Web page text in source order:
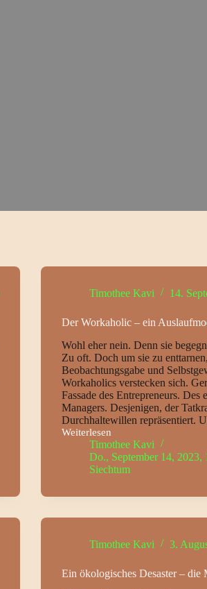
Timothee Kavi 14.
Der Workaholic – ein
Wohl eher nein. Denn sie
Zu oft. Doch um sie zu
Beobachtungsgabe und
Workaholics verstecken sich.
Fassade des Entrepreneurs. Des
Managers. Desjenigen, der
Durchhaltewillen repräsentiert.
Weiterlesen
Der
WorkaholicTimothee Kavi
Do., September 14, 2023,
Siechtum
Timothee Kavi 3.
Ein ökologisches Desaster – die